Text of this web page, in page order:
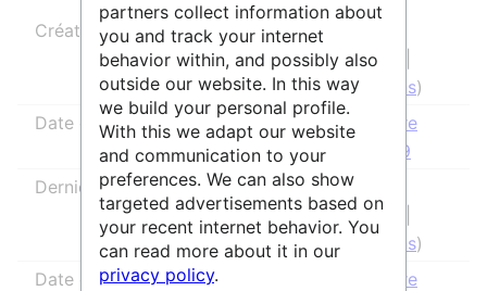
Créateur de la page
IsabelleCao
(discussion
contributions)
Date de création de la page
26 novembre
2025 à 17:19
Dernier rédacteur
IsabelleCao
(discussion
contributions)
Date de la dernière
26 novembre
partners collect information about
you and track your internet
behavior within, and possibly also
outside our website. In this way
we build your personal profile.
With this we adapt our website
and communication to your
preferences. We can also show
targeted advertisements based on
your recent internet behavior. You
can read more about it in our
privacy policy.